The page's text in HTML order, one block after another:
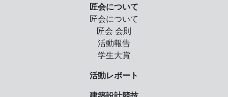
匠会について
匠会について
匠会 会則
活動報告
学生大賞
活動レポート